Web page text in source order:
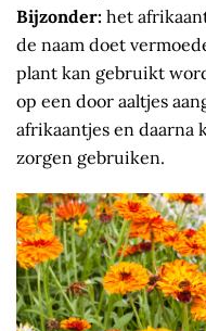
Bijzonder: het
de naam doet
plant kan gebruikt
op een door aaltjes
afrikaantjes en daarna
zorgen gebruiken.